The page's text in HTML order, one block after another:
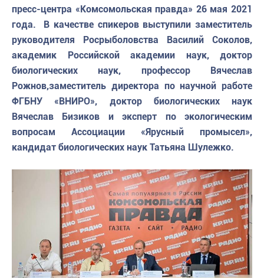
пресс-центра «Комсомольская правда» 26 мая 2021
года. В качестве спикеров выступили заместитель
руководителя Росрыболовства Василий Соколов,
академик Российской академии наук, доктор
биологических наук, профессор Вячеслав
Рожнов,заместитель директора по научной работе
ФГБНУ «ВНИРО», доктор биологических наук
Вячеслав Бизиков и эксперт по экологическим
вопросам Ассоциации «Ярусный промысел»,
кандидат биологических наук Татьяна Шулежко.